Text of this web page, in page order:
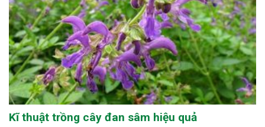
Kĩ thuật trồng cây đan sâm hiệu quả